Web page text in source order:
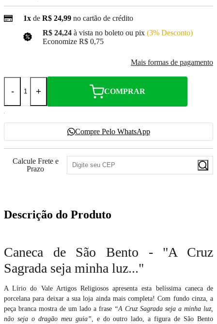
1x de R$ 24,99 no cartão de crédito
R$ 24,24 à vista no boleto ou pix (3% Desconto)
Economize R$ 0,75
Mais formas de pagamento
- + COMPRAR
Compre Pelo WhatsApp
Calcule Frete e
Prazo
Descrição do Produto
Caneca de São Bento - "A Cruz
Sagrada seja minha luz..."
A Lírio do Vale Artigos Religiosos apresenta esta belíssima caneca de
porcelana para deixar a sua loja ainda mais completa! Com fundo cinza, a
peça branca mostra de um lado a frase “A Cruz Sagrada seja a minha luz,
não seja o dragão meu guia”, e do outro lado, a figura de São Bento